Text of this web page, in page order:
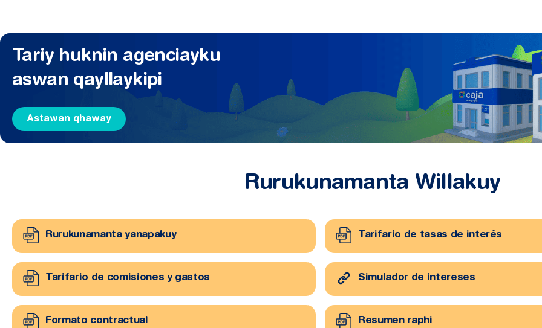
Tariy huknin agenciayku
aswan qayllaykipi
Astawan qhaway
Rurukunamanta Willakuy
Rurukunamanta yanapakuy Tarifario de tasas de interés
Tarifario de comisiones y gastos Simulador de intereses
Formato contractual Resumen raphi